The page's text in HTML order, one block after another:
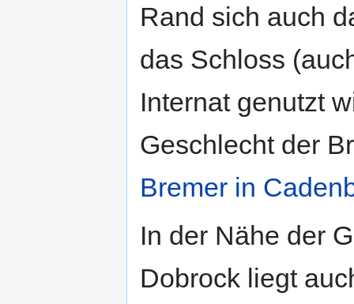
Rand sich auch
das Schloss
Internat genutzt
Geschlecht der
Bremer in
In der Nähe der
Dobrock liegt